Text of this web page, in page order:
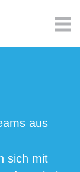
aus
sich mit